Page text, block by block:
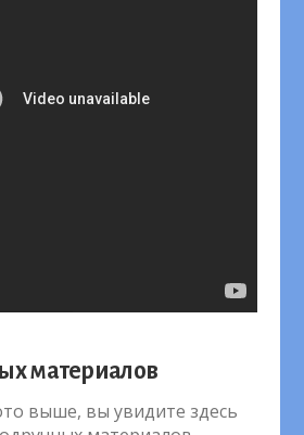
материалов
выше, вы увидите здесь